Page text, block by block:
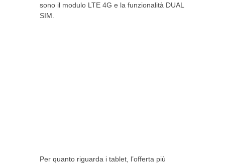
sono il modulo LTE 4G e la funzionalità DUAL
SIM.
Per quanto riguarda i tablet, l’offerta più